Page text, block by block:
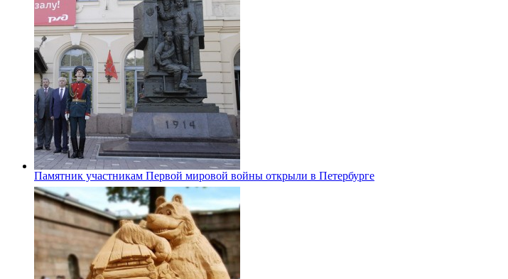
Памятник участникам Первой мировой войны открыли в Петербурге